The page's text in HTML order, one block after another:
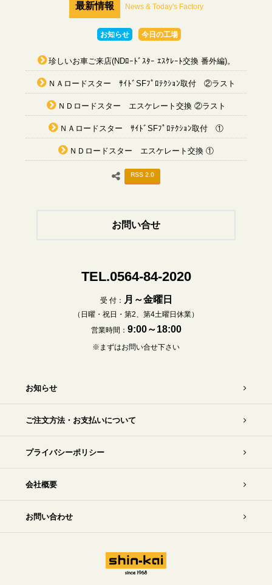
最新情報 News & Today's Factory
お知らせ 今日の工場
珍しいお車ご来店(NDﾛｰﾄﾞｽﾀｰ ｴｽｹﾚｰﾄ交換 番外編)。
ＮＡロードスター ｻｲﾄﾞSFﾌﾟﾛﾃｸｼｮﾝ取付 ②ラスト
ＮＤロードスター エスケレート交換 ②ラスト
ＮＡロードスター ｻｲﾄﾞSFﾌﾟﾛﾃｸｼｮﾝ取付 ①
ＮＤロードスター エスケレート交換 ①
RSS 2.0
お問い合せ
TEL.0564-84-2020
受 付： 月～金曜日
（日曜・祝日・第2、第4土曜日休業）
営業時間： 9:00～18:00
※まずはお問い合せ下さい
お知らせ
ご注文方法・お支払いについて
プライバシーポリシー
会社概要
お問い合わせ